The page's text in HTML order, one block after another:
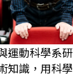
運動科學系
知識，用科